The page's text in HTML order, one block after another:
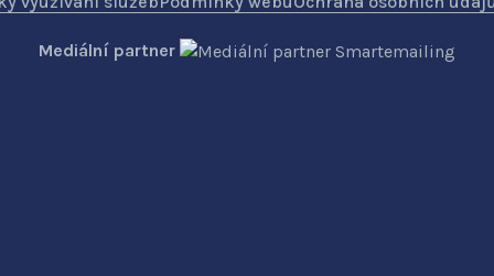
Mediální partner